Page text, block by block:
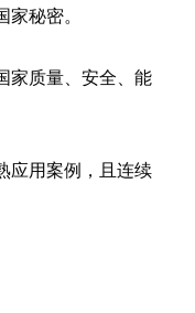
秘密。
家质量、安全、能
应用案例，且连续